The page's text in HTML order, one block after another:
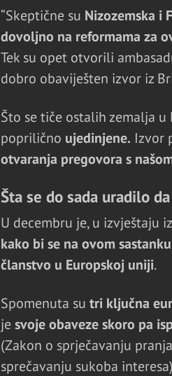
“Skeptične su Nizozemska i
dovoljno na reformama za
Tek su opet otvorili
dobro obaviješten izvor iz
Što se tiče ostalih zemalja u
poprilično ujedinjene. Izvor
otvaranja pregovora s
Šta se do sada uradilo
U decembru je, u izvještaju
kako bi se na ovom
članstvo u Europskoj uniji.
Spomenuta su tri ključna
jesvoje obaveze skoro pa
(Zakon o sprječavanju
sprečavanju sukoba